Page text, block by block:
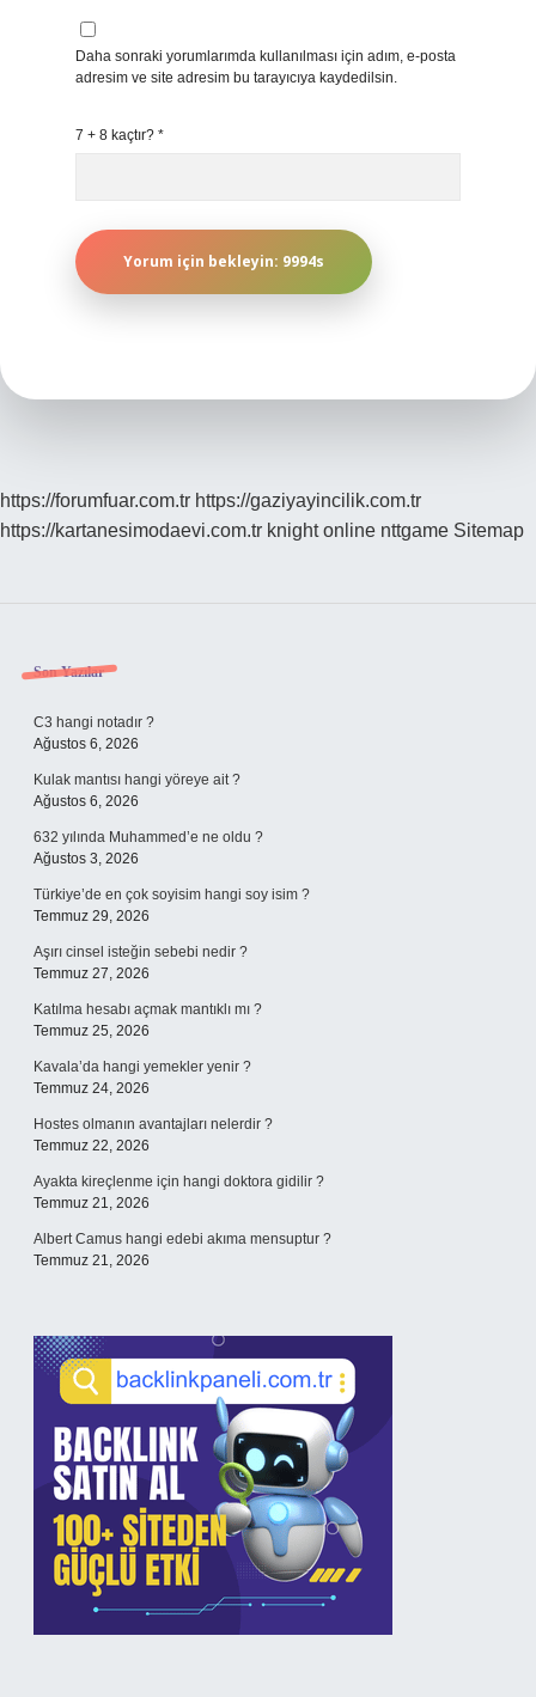
Daha sonraki yorumlarımda kullanılması için adım, e-posta
adresim ve site adresim bu tarayıcıya kaydedilsin.
7 + 8 kaçtır? *
https://forumfuar.com.tr https://gaziyayincilik.com.tr
https://kartanesimodaevi.com.tr knight online nttgame Sitemap
Sidebar
Son Yazılar
C3 hangi notadır ?
Ağustos 6, 2026
Kulak mantısı hangi yöreye ait ?
Ağustos 6, 2026
632 yılında Muhammed’e ne oldu ?
Ağustos 3, 2026
Türkiye’de en çok soyisim hangi soy isim ?
Temmuz 29, 2026
Aşırı cinsel isteğin sebebi nedir ?
Temmuz 27, 2026
Katılma hesabı açmak mantıklı mı ?
Temmuz 25, 2026
Kavala’da hangi yemekler yenir ?
Temmuz 24, 2026
Hostes olmanın avantajları nelerdir ?
Temmuz 22, 2026
Ayakta kireçlenme için hangi doktora gidilir ?
Temmuz 21, 2026
Albert Camus hangi edebi akıma mensuptur ?
Temmuz 21, 2026